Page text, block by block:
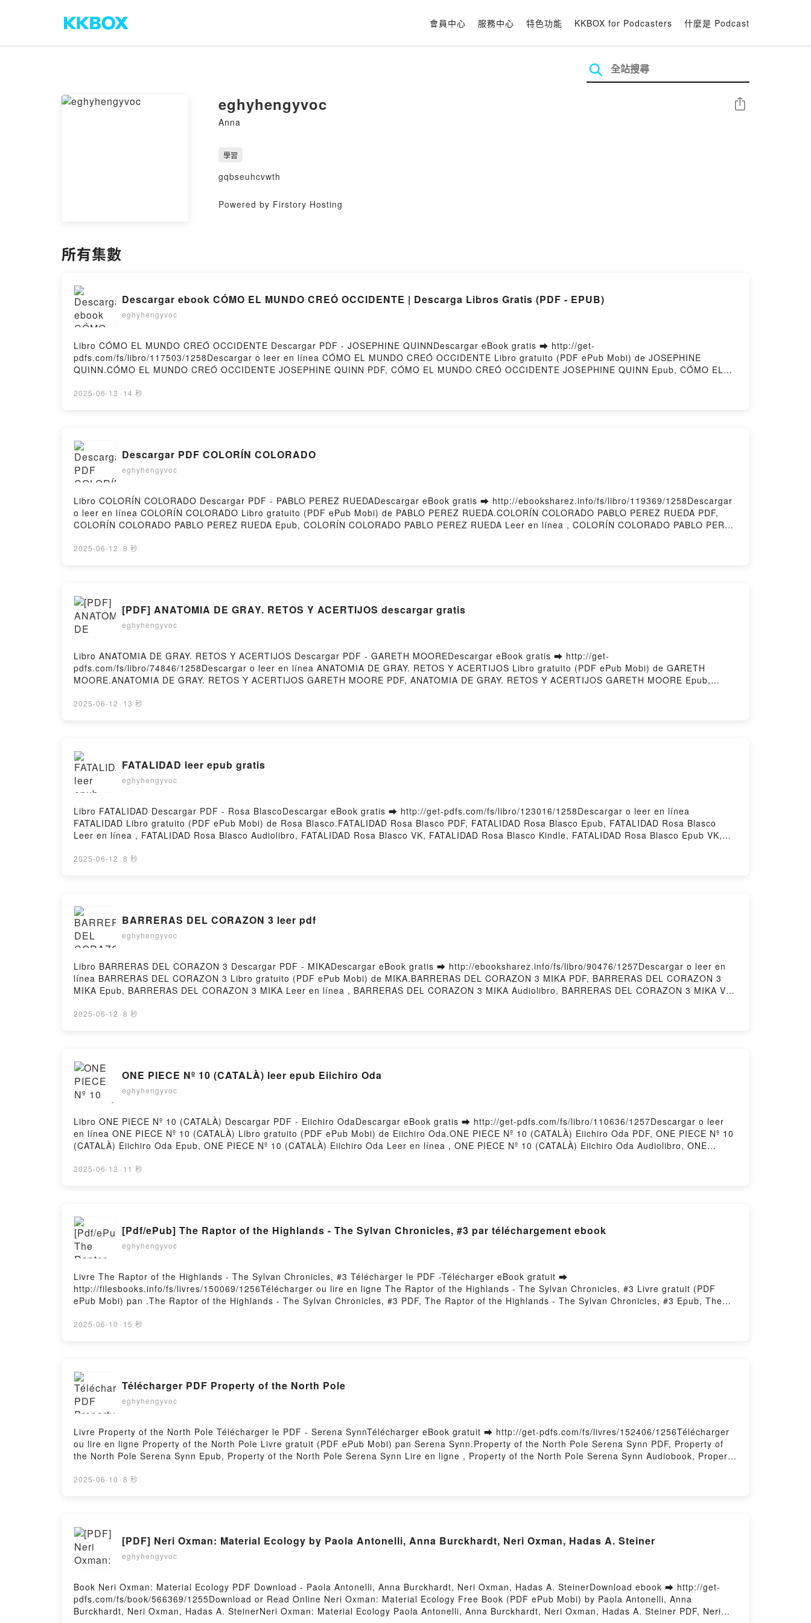
會員中心 服務中心 特色功能 KKBOX for Podcasters 什麼是 Podcast
eghyhengyvoc
Anna
分享
學習
gqbseuhcvwth
Powered by Firstory Hosting
所有集數
Descargar ebook CÓMO EL MUNDO CREÓ OCCIDENTE | Descarga Libros Gratis (PDF - EPUB)
eghyhengyvoc
Libro CÓMO EL MUNDO CREÓ OCCIDENTE Descargar PDF - JOSEPHINE QUINNDescargar eBook gratis ➡ http://get-
pdfs.com/fs/libro/117503/1258Descargar o leer en línea CÓMO EL MUNDO CREÓ OCCIDENTE Libro gratuito (PDF ePub Mobi) de JOSEPHINE
QUINN.CÓMO EL MUNDO CREÓ OCCIDENTE JOSEPHINE QUINN PDF, CÓMO EL MUNDO CREÓ OCCIDENTE JOSEPHINE QUINN Epub, CÓMO EL
MUNDO CREÓ OCCIDENTE JOSEPHINE QUINN VK, CÓMO EL MUNDO CREÓ OCCIDENTE JOSEPHINE QUINN Kindle, CÓMO EL MUNDO CREÓ
2025-06-12 · 14 秒
Descargar PDF COLORÍN COLORADO
eghyhengyvoc
Libro COLORÍN COLORADO Descargar PDF - PABLO PEREZ RUEDADescargar eBook gratis ➡ http://ebooksharez.info/fs/libro/119369/1258Descargar
o leer en línea COLORÍN COLORADO Libro gratuito (PDF ePub Mobi) de PABLO PEREZ RUEDA.COLORÍN COLORADO PABLO PEREZ RUEDA PDF,
COLORÍN COLORADO PABLO PEREZ RUEDA Epub, COLORÍN COLORADO PABLO PEREZ RUEDA Leer en línea , COLORÍN COLORADO PABLO PEREZ
PABLO PEREZ RUEDA Epub VK, COLORÍN COLORADO PABLO PEREZ RUEDA Descargar gratisPowered by Firstory Hosting
2025-06-12 · 8 秒
[PDF] ANATOMIA DE GRAY. RETOS Y ACERTIJOS descargar gratis
eghyhengyvoc
Libro ANATOMIA DE GRAY. RETOS Y ACERTIJOS Descargar PDF - GARETH MOOREDescargar eBook gratis ➡ http://get-
pdfs.com/fs/libro/74846/1258Descargar o leer en línea ANATOMIA DE GRAY. RETOS Y ACERTIJOS Libro gratuito (PDF ePub Mobi) de GARETH
MOORE.ANATOMIA DE GRAY. RETOS Y ACERTIJOS GARETH MOORE PDF, ANATOMIA DE GRAY. RETOS Y ACERTIJOS GARETH MOORE Epub,
Audiolibro, ANATOMIA DE GRAY. RETOS Y ACERTIJOS GARETH MOORE VK, ANATOMIA DE GRAY. RETOS Y ACERTIJOS GARETH MOORE Kindle,
2025-06-12 · 13 秒
FATALIDAD leer epub gratis
eghyhengyvoc
Libro FATALIDAD Descargar PDF - Rosa BlascoDescargar eBook gratis ➡ http://get-pdfs.com/fs/libro/123016/1258Descargar o leer en línea
FATALIDAD Libro gratuito (PDF ePub Mobi) de Rosa Blasco.FATALIDAD Rosa Blasco PDF, FATALIDAD Rosa Blasco Epub, FATALIDAD Rosa Blasco
Leer en línea , FATALIDAD Rosa Blasco Audiolibro, FATALIDAD Rosa Blasco VK, FATALIDAD Rosa Blasco Kindle, FATALIDAD Rosa Blasco Epub VK,
2025-06-12 · 8 秒
BARRERAS DEL CORAZON 3 leer pdf
eghyhengyvoc
Libro BARRERAS DEL CORAZON 3 Descargar PDF - MIKADescargar eBook gratis ➡ http://ebooksharez.info/fs/libro/90476/1257Descargar o leer en
línea BARRERAS DEL CORAZON 3 Libro gratuito (PDF ePub Mobi) de MIKA.BARRERAS DEL CORAZON 3 MIKA PDF, BARRERAS DEL CORAZON 3
MIKA Epub, BARRERAS DEL CORAZON 3 MIKA Leer en línea , BARRERAS DEL CORAZON 3 MIKA Audiolibro, BARRERAS DEL CORAZON 3 MIKA VK,
by Firstory Hosting
2025-06-12 · 8 秒
ONE PIECE Nº 10 (CATALÀ) leer epub Eiichiro Oda
eghyhengyvoc
Libro ONE PIECE Nº 10 (CATALÀ) Descargar PDF - Eiichiro OdaDescargar eBook gratis ➡ http://get-pdfs.com/fs/libro/110636/1257Descargar o leer
en línea ONE PIECE Nº 10 (CATALÀ) Libro gratuito (PDF ePub Mobi) de Eiichiro Oda.ONE PIECE Nº 10 (CATALÀ) Eiichiro Oda PDF, ONE PIECE Nº 10
(CATALÀ) Eiichiro Oda Epub, ONE PIECE Nº 10 (CATALÀ) Eiichiro Oda Leer en línea , ONE PIECE Nº 10 (CATALÀ) Eiichiro Oda Audiolibro, ONE
PIECE Nº 10 (CATALÀ) Eiichiro Oda Descargar gratisPowered by Firstory Hosting
2025-06-12 · 11 秒
[Pdf/ePub] The Raptor of the Highlands - The Sylvan Chronicles, #3 par téléchargement ebook
eghyhengyvoc
Livre The Raptor of the Highlands - The Sylvan Chronicles, #3 Télécharger le PDF -Télécharger eBook gratuit ➡
http://filesbooks.info/fs/livres/150069/1256Télécharger ou lire en ligne The Raptor of the Highlands - The Sylvan Chronicles, #3 Livre gratuit (PDF
ePub Mobi) pan .The Raptor of the Highlands - The Sylvan Chronicles, #3 PDF, The Raptor of the Highlands - The Sylvan Chronicles, #3 Epub, The
the Highlands - The Sylvan Chronicles, #3 VK, The Raptor of the Highlands - The Sylvan Chronicles, #3 Kindle, The Raptor of the Highlands - The
2025-06-10 · 15 秒
Télécharger PDF Property of the North Pole
eghyhengyvoc
Livre Property of the North Pole Télécharger le PDF - Serena SynnTélécharger eBook gratuit ➡ http://get-pdfs.com/fs/livres/152406/1256Télécharger
ou lire en ligne Property of the North Pole Livre gratuit (PDF ePub Mobi) pan Serena Synn.Property of the North Pole Serena Synn PDF, Property of
the North Pole Serena Synn Epub, Property of the North Pole Serena Synn Lire en ligne , Property of the North Pole Serena Synn Audiobook, Property
North Pole Serena Synn Téléchargement gratuitPowered by Firstory Hosting
2025-06-10 · 8 秒
[PDF] Neri Oxman: Material Ecology by Paola Antonelli, Anna Burckhardt, Neri Oxman, Hadas A. Steiner
eghyhengyvoc
Book Neri Oxman: Material Ecology PDF Download - Paola Antonelli, Anna Burckhardt, Neri Oxman, Hadas A. SteinerDownload ebook ➡ http://get-
pdfs.com/fs/book/566369/1255Download or Read Online Neri Oxman: Material Ecology Free Book (PDF ePub Mobi) by Paola Antonelli, Anna
Burckhardt, Neri Oxman, Hadas A. SteinerNeri Oxman: Material Ecology Paola Antonelli, Anna Burckhardt, Neri Oxman, Hadas A. Steiner PDF, Neri